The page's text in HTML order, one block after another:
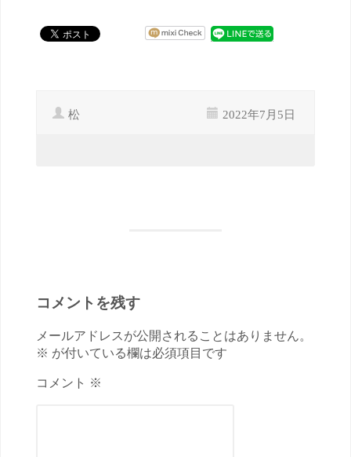
松 2022年7月5日
コメントを残す
メールアドレスが公開されることはありません。
※ が付いている欄は必須項目です
コメント ※